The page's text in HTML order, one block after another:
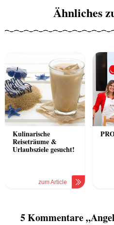
Ähnliches
Kulinarische
Reiseträume &
Urlaubsziele gesucht!
zum Article
5 Kommentare